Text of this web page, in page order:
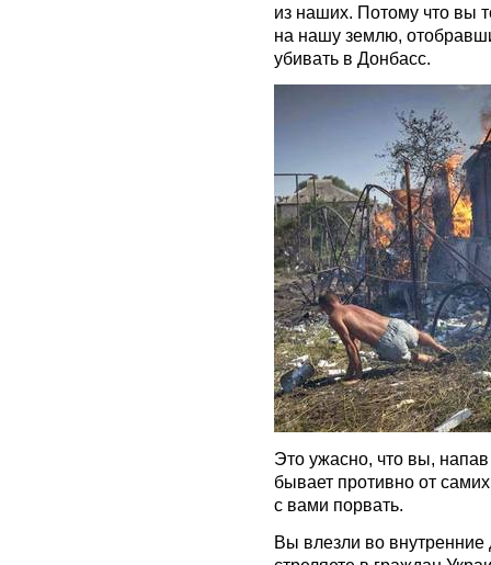
из наших. Потому что вы
на нашу землю,
убивать в Донбасс.
Это ужасно, что вы,
бывает противно от
с вами порвать.
Вы влезли во внутренние